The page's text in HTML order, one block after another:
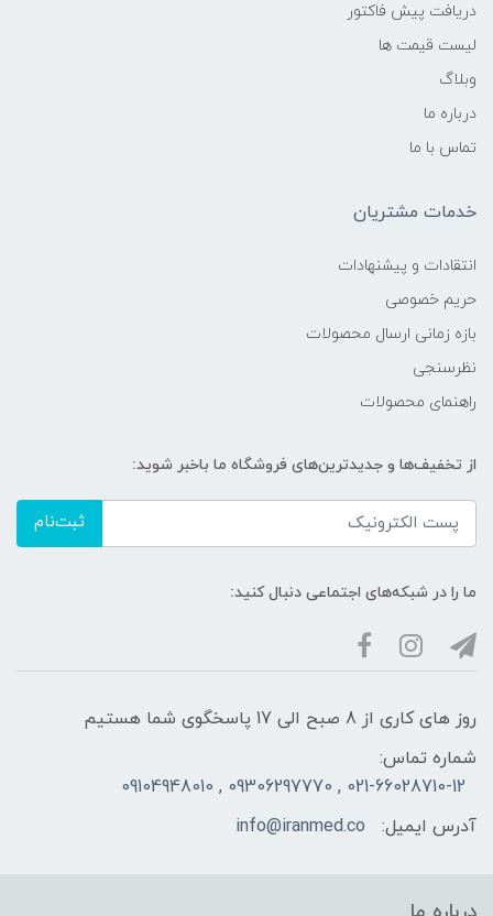
دریافت پیش فاکتور
لیست قیمت ها
وبلاگ
درباره ما
تماس با ما
خدمات مشتریان
انتقادات و پیشنهادات
حریم خصوصی
بازه زمانی ارسال محصولات
نظرسنجی
راهنمای محصولات
از تخفیف‌ها و جدیدترین‌های فروشگاه ما باخبر شوید:
ثبت‌نام
ما را در شبکه‌های اجتماعی دنبال کنید:
روز های کاری از 8 صبح الی 17 پاسخگوی شما هستیم
شماره تماس:
021-66028710-12 , 09306297770 , 09104948010
آدرس ایمیل:
info@iranmed.co